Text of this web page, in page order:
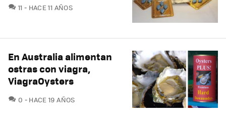
11 COMENTARIOS
HACE 11 AÑOS
En Australia alimentan
ostras con viagra,
ViagraOysters
0 COMENTARIOS
HACE 19 AÑOS